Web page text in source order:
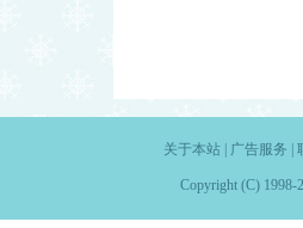
关于本站| 广告服务
Copyright (C) 1998-